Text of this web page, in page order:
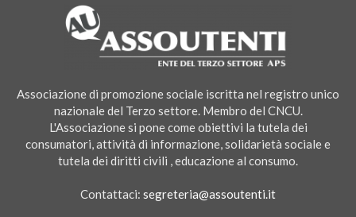
Associazione di promozione sociale iscritta nel registro unico
nazionale del Terzo settore. Membro del CNCU.
L'Associazione si pone come obiettivi la tutela dei
consumatori, attività di informazione, solidarietà sociale e
tutela dei diritti civili , educazione al consumo.
Contattaci: segreteria@assoutenti.it